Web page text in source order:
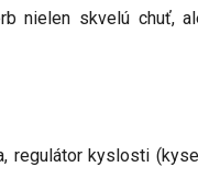
nielen skvelú chuť,
regulátor kyslosti